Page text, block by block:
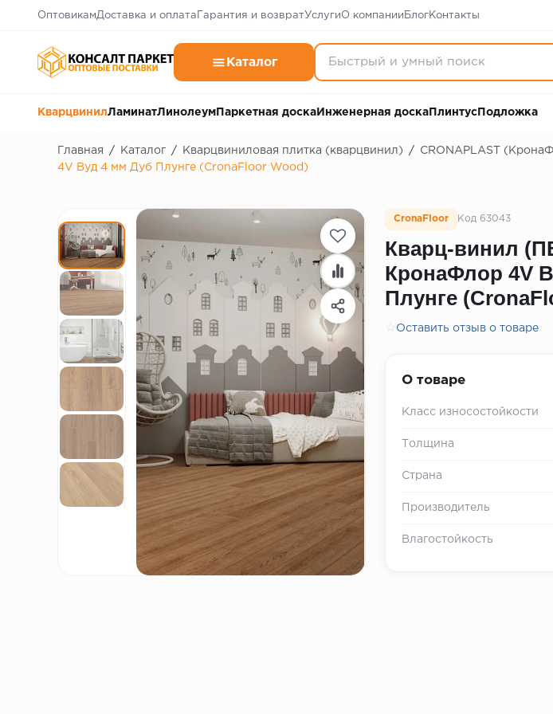
ОптовикамДоставка и оплата Гарантия и возвратУслугиО компании БлогКонтакты
Каталог
КварцвинилЛаминатЛинолеум Паркетная доска Инженерная доска Плинтус Подложка
Главная / Каталог / Кварцвиниловая плитка (кварцвинил) / CRONAPLAST
4V Вуд 4 мм Дуб Плунге (CronaFloor Wood)
CronaFloor Код 63043
Кварц-винил
КронаФлор 4V
Плунге
☆ Оставить отзыв о товаре
О товаре
Класс износостойкости
Толщина
Страна
Производитель
Влагостойкость